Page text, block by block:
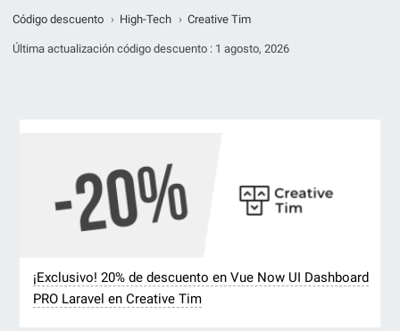
Código descuento › High-Tech › Creative Tim
Última actualización código descuento : 1 agosto, 2026
¡Exclusivo! 20% de descuento en Vue Now UI Dashboard
PRO Laravel en Creative Tim